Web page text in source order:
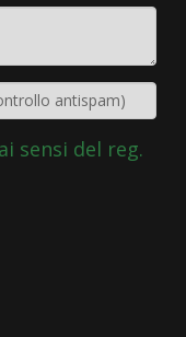
sensi del reg.